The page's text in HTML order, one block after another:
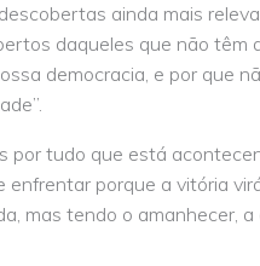
ainda mais
daqueles que não têm
democracia, e por que
por tudo que está
porque a vitória
mas tendo o amanhecer, a